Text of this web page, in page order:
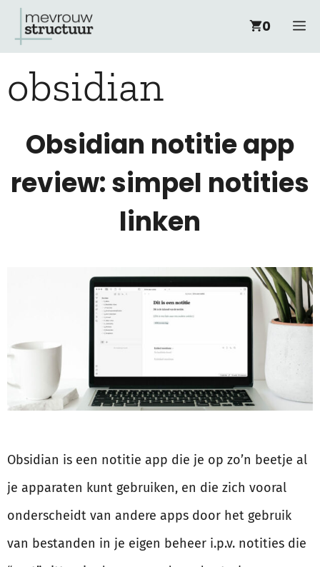
naar
inhoud
0
obsidian
Obsidian notitie app
review: simpel notities
linken
Obsidian is een notitie app die je op zo’n beetje al
je apparaten kunt gebruiken, en die zich vooral
onderscheidt van andere apps door het gebruik
van bestanden in je eigen beheer i.p.v. notities die